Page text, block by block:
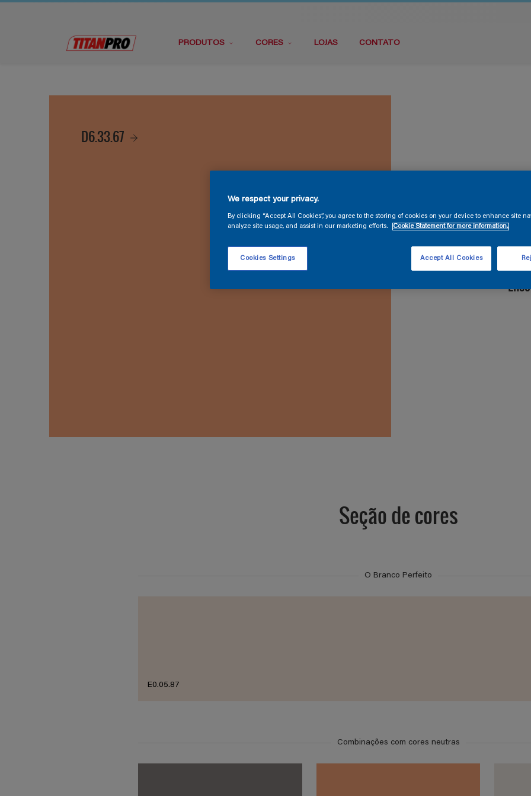
PRODUTOS CORES LOJAS CONTATO
D6.33.67
Seção de cores
O Branco Perfeito
E0.05.87
Combinações com cores neutras
We respect your privacy.
By clicking “Accept All Cookies”, you agree to the storing of cookies on your device to enhance site
analyze site usage, and assist in our marketing efforts.
Cookie Statement for more information.
Cookies Settings Accept All Cookies